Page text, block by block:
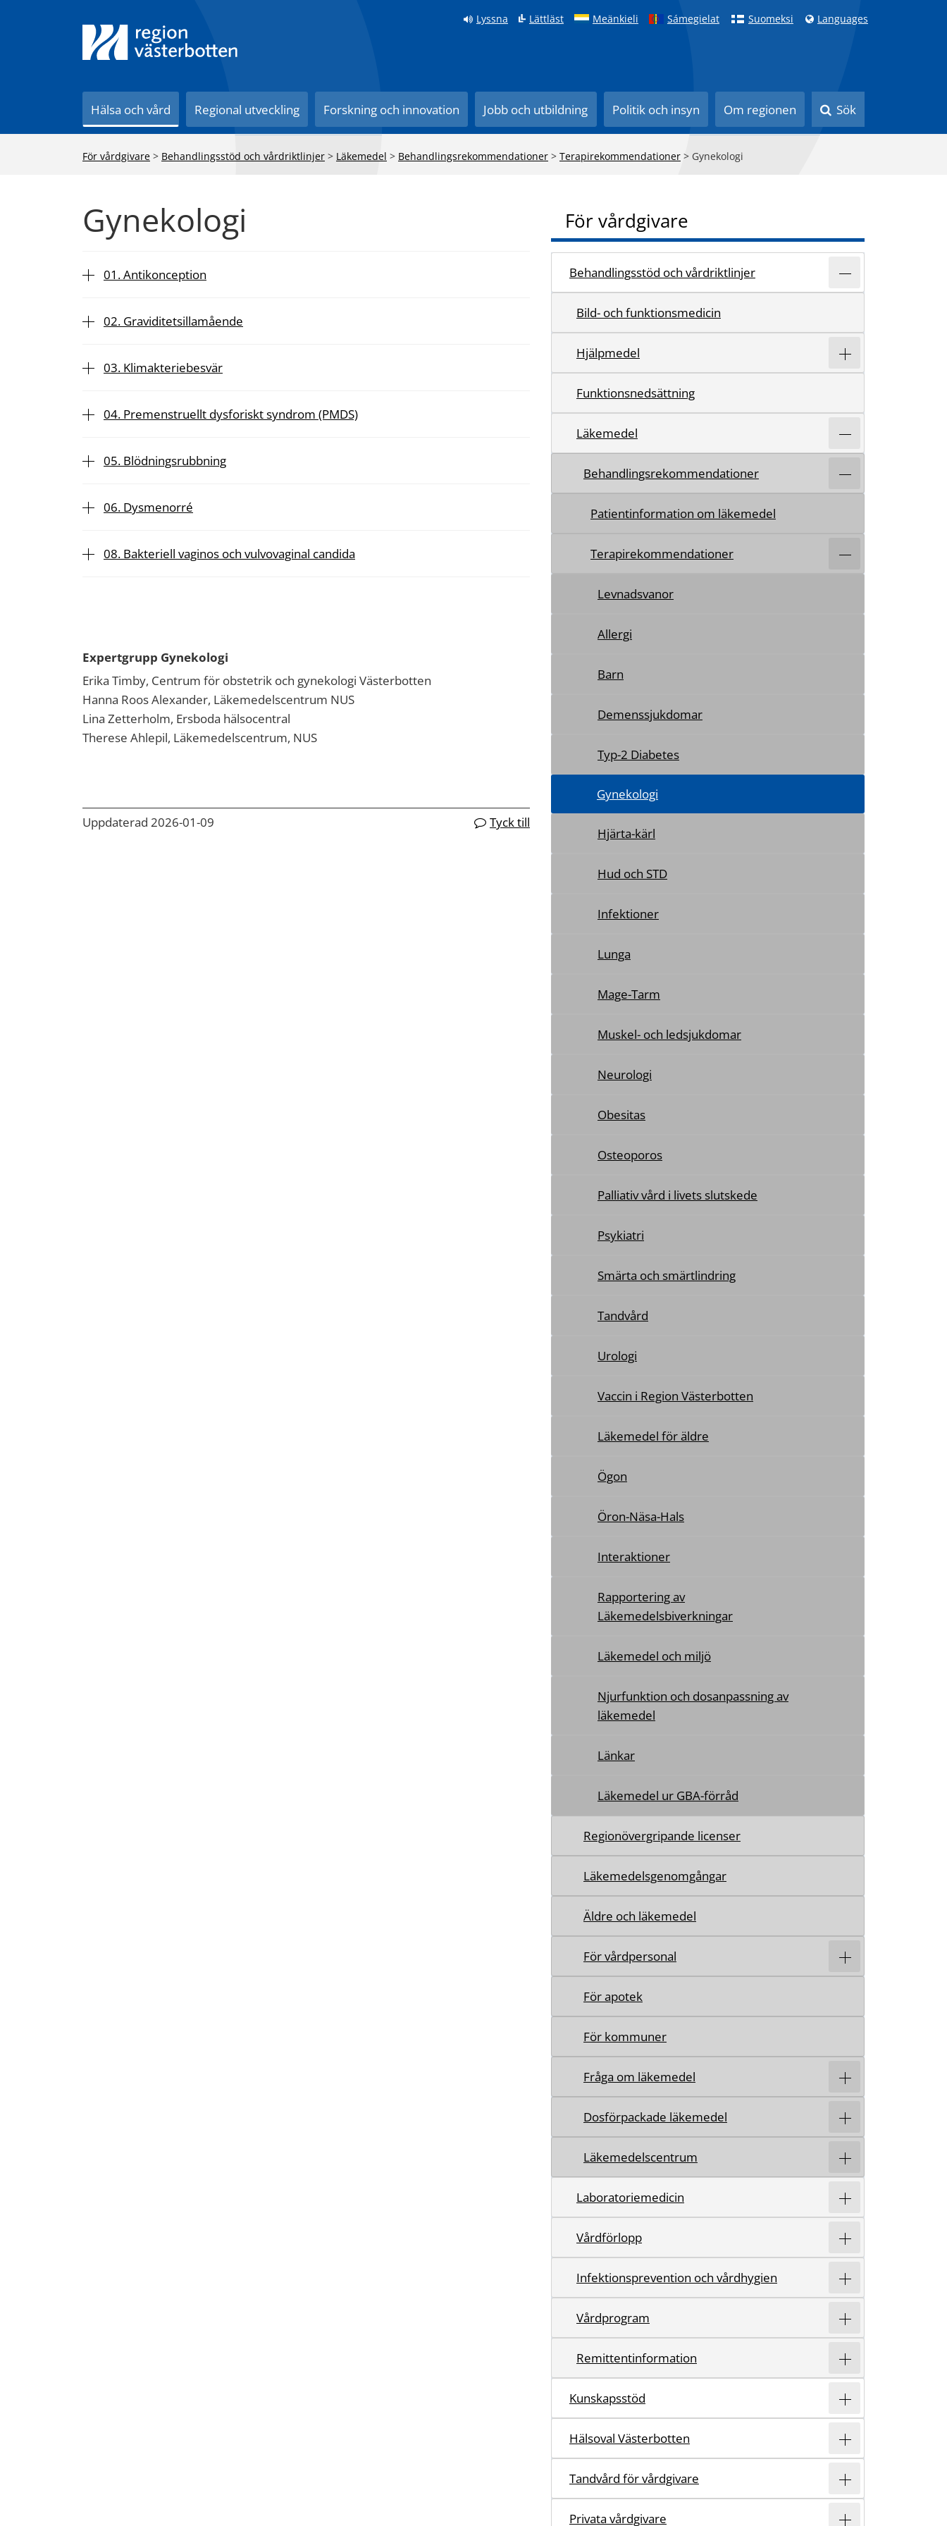
Lyssna Lättläst Meänkieli Sámegielat Suomeksi Languages
Hälsa och vård Regional utveckling Forskning och innovation Jobb och utbildning Politik och insyn Om regionen Sök
För vårdgivare > Behandlingsstöd och vårdriktlinjer > Läkemedel > Behandlingsrekommendationer > Terapirekommendationer > Gynekologi
Gynekologi
01. Antikonception
02. Graviditetsillamående
03. Klimakteriebesvär
04. Premenstruellt dysforiskt syndrom (PMDS)
05. Blödningsrubbning
06. Dysmenorré
08. Bakteriell vaginos och vulvovaginal candida
Expertgrupp Gynekologi
Erika Timby, Centrum för obstetrik och gynekologi Västerbotten
Hanna Roos Alexander, Läkemedelscentrum NUS
Lina Zetterholm, Ersboda hälsocentral
Therese Ahlepil, Läkemedelscentrum, NUS
Uppdaterad 2026-01-09 Tyck till
För vårdgivare
Behandlingsstöd och vårdriktlinjer
Bild- och funktionsmedicin
Hjälpmedel
Funktionsnedsättning
Läkemedel
Behandlingsrekommendationer
Patientinformation om läkemedel
Terapirekommendationer
Levnadsvanor
Allergi
Barn
Demenssjukdomar
Typ-2 Diabetes
Gynekologi
Hjärta-kärl
Hud och STD
Infektioner
Lunga
Mage-Tarm
Muskel- och ledsjukdomar
Neurologi
Obesitas
Osteoporos
Palliativ vård i livets slutskede
Psykiatri
Smärta och smärtlindring
Tandvård
Urologi
Vaccin i Region Västerbotten
Läkemedel för äldre
Ögon
Öron-Näsa-Hals
Interaktioner
Rapportering av
Läkemedelsbiverkningar
Läkemedel och miljö
Njurfunktion och dosanpassning av
läkemedel
Länkar
Läkemedel ur GBA-förråd
Regionövergripande licenser
Läkemedelsgenomgångar
Äldre och läkemedel
För vårdpersonal
För apotek
För kommuner
Fråga om läkemedel
Dosförpackade läkemedel
Läkemedelscentrum
Laboratoriemedicin
Vårdförlopp
Infektionsprevention och vårdhygien
Vårdprogram
Remittentinformation
Kunskapsstöd
Hälsoval Västerbotten
Tandvård för vårdgivare
Privata vårdgivare